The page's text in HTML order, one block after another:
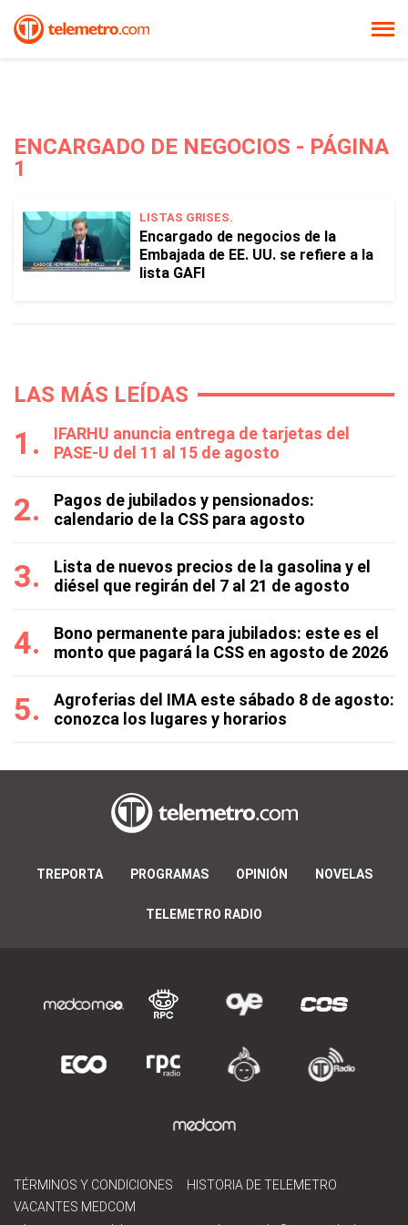
ENCARGADO DE NEGOCIOS - PÁGINA
1
LISTAS GRISES.
Encargado de negocios de la
Embajada de EE. UU. se refiere a la
lista GAFI
LAS MÁS LEÍDAS
IFARHU anuncia entrega de tarjetas del
PASE-U del 11 al 15 de agosto
Pagos de jubilados y pensionados:
calendario de la CSS para agosto
Lista de nuevos precios de la gasolina y el
diésel que regirán del 7 al 21 de agosto
Bono permanente para jubilados: este es el
monto que pagará la CSS en agosto de 2026
Agroferias del IMA este sábado 8 de agosto:
conozca los lugares y horarios
TREPORTA PROGRAMAS OPINIÓN NOVELAS
TELEMETRO RADIO
TÉRMINOS Y CONDICIONES
HISTORIA DE TELEMETRO
VACANTES MEDCOM